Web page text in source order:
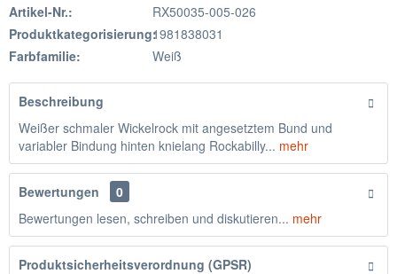
Artikel-Nr.:
RX50035-005-026
Produktkategorisierung:1981838031
Farbfamilie:
Weiß
Beschreibung
Weißer schmaler Wickelrock mit angesetztem Bund und
variabler Bindung hinten knielang Rockabilly... mehr
Bewertungen
0
Bewertungen lesen, schreiben und diskutieren... mehr
Produktsicherheitsverordnung (GPSR)